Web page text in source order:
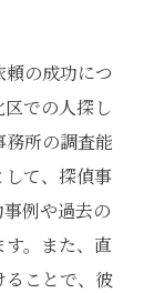
ト
項目
認
極める
査手法
の成功につ
での人探し
所の調査能
て、探偵事
例や過去の
。また、直
ることで、彼